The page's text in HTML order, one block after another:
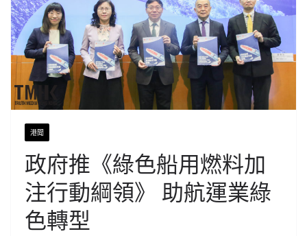
港聞
政府推《綠色船用燃料加
注行動綱領》 助航運業綠
色轉型